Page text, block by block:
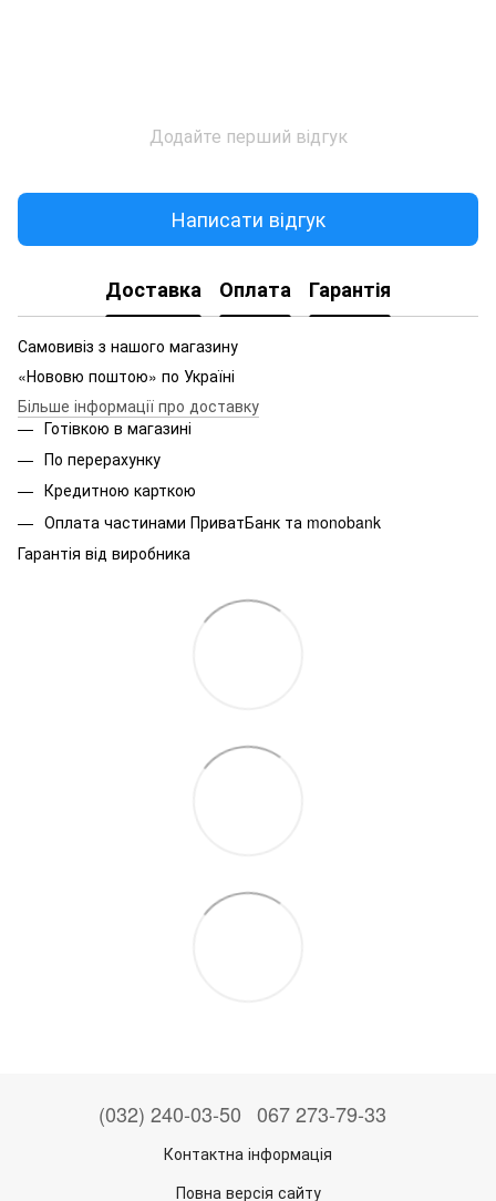
Додайте перший відгук
Написати відгук
Доставка Оплата Гарантія
Самовивіз з нашого магазину
«Нововю поштою» по Україні
Більше інформації про доставку
Готівкою в магазині
По перерахунку
Кредитною карткою
Оплата частинами ПриватБанк та monobank
Гарантія від виробника
(032) 240-03-50 067 273-79-33
Контактна інформація
Повна версія сайту